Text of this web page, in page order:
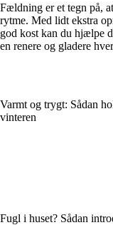
Fældning er et tegn på,
rytme. Med lidt ekstra
god kost kan du hjælpe
en renere og gladere
Varmt og trygt: Sådan
vinteren
Fugl i huset? Sådan